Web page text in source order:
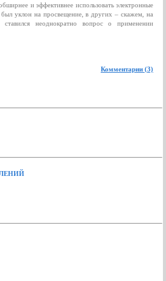
и эффективнее использовать электронные
уклон на просвещение, в других – скажем, на
неоднократно вопрос о применении
Комментарии (3)